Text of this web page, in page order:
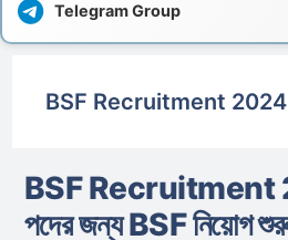
Telegram Group
BSF Recruitment 2024
BSF Recruitment
পদের জন্য BSF নিয়োগ